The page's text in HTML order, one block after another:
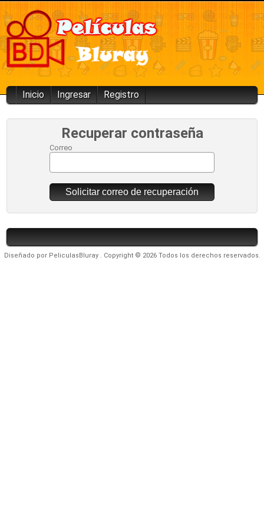
.
Inicio
Ingresar Registro
Recuperar contraseña
Correo
Solicitar correo de recuperación
Diseñado por PeliculasBluray . Copyright © 2026 Todos los derechos reservados.